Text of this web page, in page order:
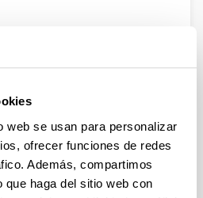
web se usan para personalizar
ofrecer funciones de redes
Además, compartimos
haga del sitio web con